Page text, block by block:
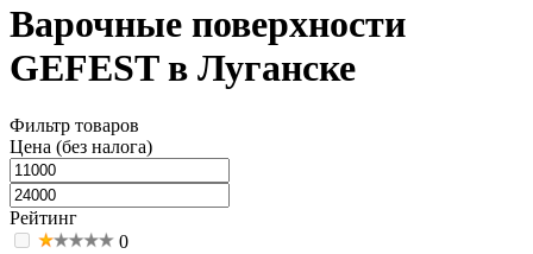
Варочные поверхности
GEFEST в Луганске
Фильтр товаров
Цена (без налога)
Рейтинг
0